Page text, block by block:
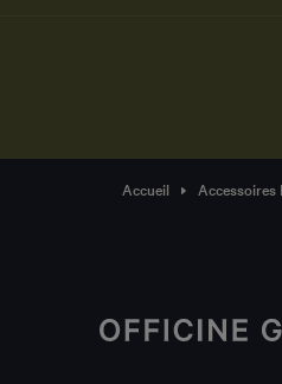
Si vous souhaitez un
recherche du vêtement qui vous
Accueil Accessoires